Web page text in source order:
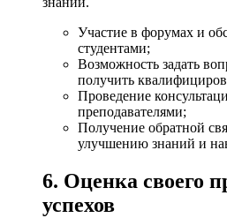
Участие в форумах и
студентами;
Возможность задать
получить
Проведение
преподавателями;
Получение обратной
улучшению знаний и
6. Оценка своего
успехов